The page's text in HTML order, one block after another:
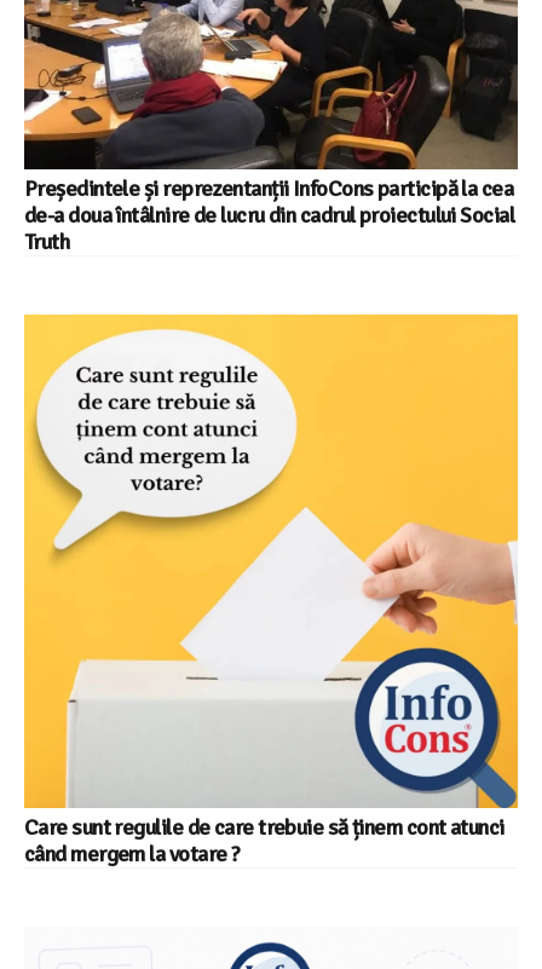
Președintele și reprezentanții InfoCons participă la cea
de-a doua întâlnire de lucru din cadrul proiectului Social
Truth
Care sunt regulile de care trebuie să ținem cont atunci
când mergem la votare ?